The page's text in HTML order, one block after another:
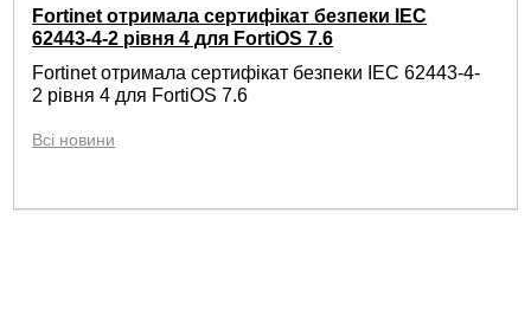
Fortinet отримала сертифікат безпеки IEC
62443-4-2 рівня 4 для FortiOS 7.6
Fortinet отримала сертифікат безпеки IEC 62443-4-
2 рівня 4 для FortiOS 7.6
Всі новини